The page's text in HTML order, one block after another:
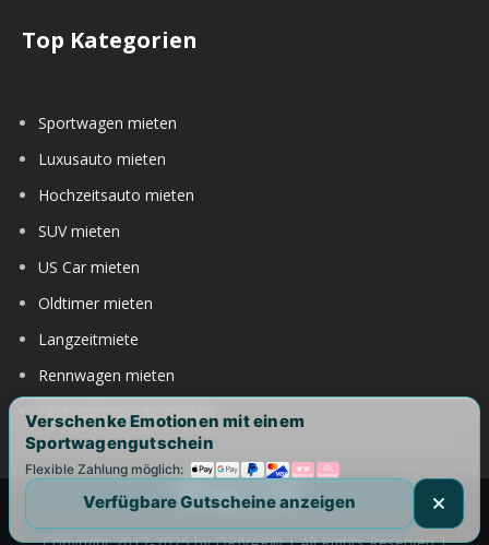
Top Kategorien
Sportwagen mieten
Luxusauto mieten
Hochzeitsauto mieten
SUV mieten
US Car mieten
Oldtimer mieten
Langzeitmiete
Rennwagen mieten
Nürburgring Auto mieten
Verschenke Emotionen mit einem
Sportwagengutschein
Flexible Zahlung möglich:
Verfügbare Gutscheine anzeigen